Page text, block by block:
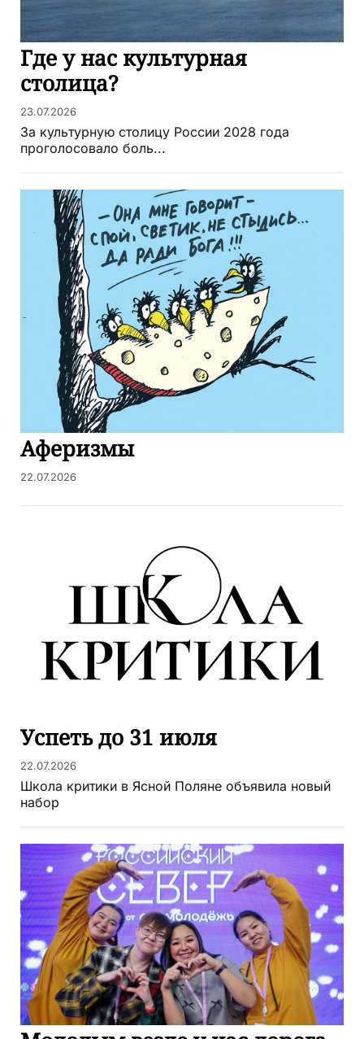
Где у нас культурная
столица?
23.07.2026
За культурную столицу России 2028 года
проголосовало боль...
Аферизмы
22.07.2026
Успеть до 31 июля
22.07.2026
Школа критики в Ясной Поляне объявила новый
набор